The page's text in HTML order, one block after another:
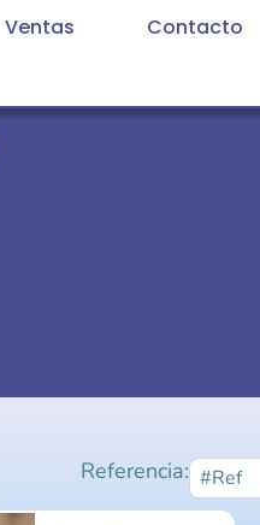
Ventas Contacto
Referencia: